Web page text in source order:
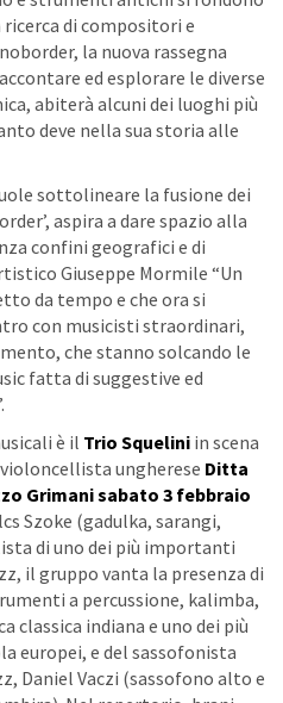
di compositori e
la nuova rassegna
ed esplorare le diverse
abiterà alcuni dei luoghi più
deve nella sua storia alle
sottolineare la fusione dei
aspira a dare spazio alla
confini geografici e di
Giuseppe Mormile “Un
da tempo e che ora si
con musicisti straordinari,
che stanno solcando le
fatta di suggestive ed
è il Trio Squelini in scena
ungherese Ditta
Grimani sabato 3 febbraio
Szoke (gadulka, sarangi,
di uno dei più importanti
il gruppo vanta la presenza di
a percussione, kalimba,
classica indiana e uno dei più
europei, e del sassofonista
Daniel Vaczi (sassofono alto e